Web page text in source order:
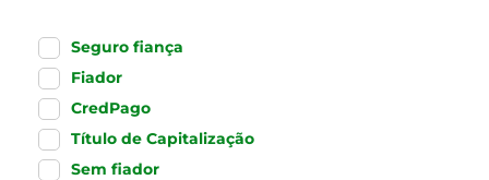
Seguro fiança
Fiador
CredPago
Título de Capitalização
Sem fiador